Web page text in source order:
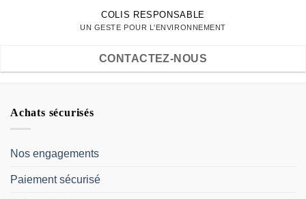
COLIS RESPONSABLE
UN GESTE POUR L'ENVIRONNEMENT
CONTACTEZ-NOUS
Achats sécurisés
Nos engagements
Paiement sécurisé